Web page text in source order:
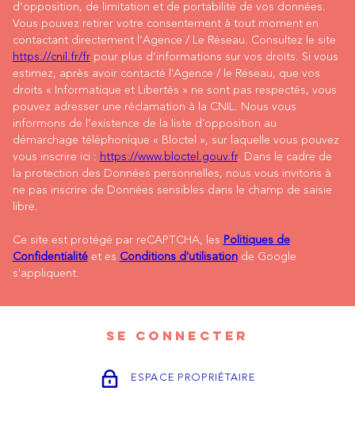
d’opposition, de limitation et de portabilité de vos données.
Vous pouvez retirer votre consentement à tout moment en
contactant directement l’Agence / Le Réseau. Consultez le site
https://cnil.fr/frpour plus d’informations sur vos droits. Si vous
estimez, après avoir contacté l'Agence / le Réseau, que vos
droits « Informatique et Libertés » ne sont pas respectés, vous
pouvez adresser une réclamation à la CNIL. Nous vous
informons de l’existence de la liste d'opposition au
démarchage téléphonique « Bloctel », sur laquelle vous pouvez
vous inscrire ici : https://www.bloctel.gouv.fr. Dans le cadre de
la protection des Données personnelles, nous vous invitons à
ne pas inscrire de Données sensibles dans le champ de saisie
libre.
Ce site est protégé par reCAPTCHA, les Politiques de
Confidentialitéet es Conditions d'utilisationde Google
s'appliquent.
SE CONNECTER
ESPACE PROPRIÉTAIRE